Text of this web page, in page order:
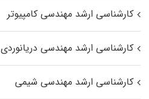
کارشناسی ارشد مهندسی کامپیوتر
کارشناسی ارشد مهندسی دریانوردی
کارشناسی ارشد مهندسی شیمی